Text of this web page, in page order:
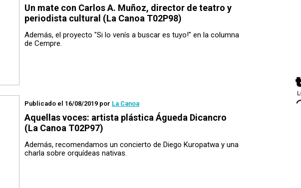
Un mate con Carlos A. Muñoz, director de teatro y
periodista cultural (La Canoa T02P98)
Además, el proyecto "Si lo venís a buscar es tuyo!" en la columna
de Cempre.
Publicado el 16/08/2019 por La Canoa
Aquellas voces: artista plástica Águeda Dicancro
(La Canoa T02P97)
Además, recomendamos un concierto de Diego Kuropatwa y una
charla sobre orquídeas nativas.